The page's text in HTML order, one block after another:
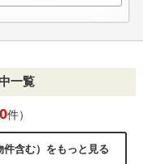
一覧
0件）
件含む）をもっと見る